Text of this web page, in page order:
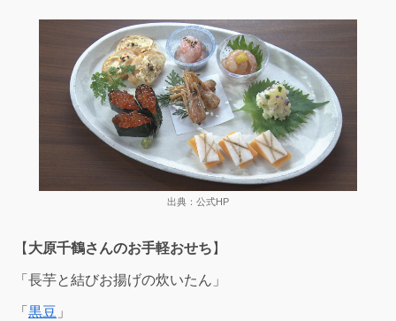
出典：公式HP
【 大原千鶴さんのお手軽おせち 】
「長芋と結びお揚げの炊いたん」
「 黒豆 」